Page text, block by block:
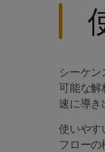
シーケ
可能な解
速に導き
使いやす
フロー